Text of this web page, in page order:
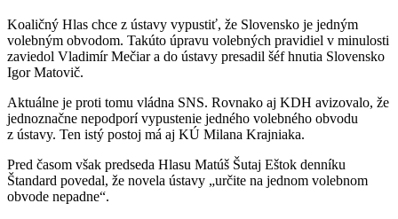
Koaličný Hlas chce z ústavy vypustiť, že Slovensko je jedným
volebným obvodom. Takúto úpravu volebných pravidiel v minulosti
zaviedol Vladimír Mečiar a do ústavy presadil šéf hnutia Slovensko
Igor Matovič.
Aktuálne je proti tomu vládna SNS. Rovnako aj KDH avizovalo, že
jednoznačne nepodporí vypustenie jedného volebného obvodu
z ústavy. Ten istý postoj má aj KÚ Milana Krajniaka.
Pred časom však predseda Hlasu Matúš Šutaj Eštok denníku
Štandard povedal, že novela ústavy „určite na jednom volebnom
obvode nepadne“.